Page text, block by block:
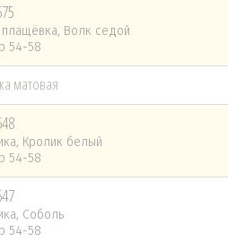
Волк седой
54-58
матовая
Кролик белый
54-58
Соболь
54-58